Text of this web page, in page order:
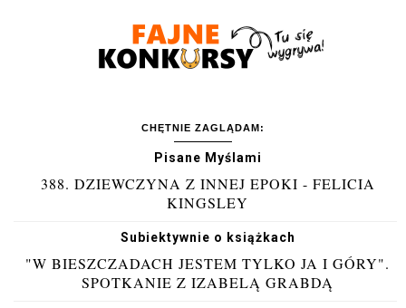
CHĘTNIE ZAGLĄDAM:
Pisane Myślami
388. DZIEWCZYNA Z INNEJ EPOKI - FELICIA
KINGSLEY
Subiektywnie o książkach
"W BIESZCZADACH JESTEM TYLKO JA I GÓRY".
SPOTKANIE Z IZABELĄ GRABDĄ